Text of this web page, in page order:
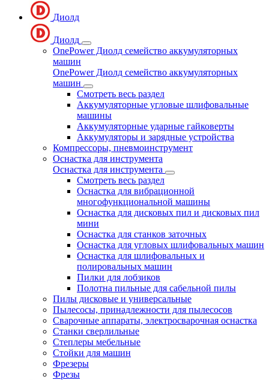
Диолд
Диолд
OnePower Диолд семейство аккумуляторных
машин
OnePower Диолд семейство аккумуляторных
машин
Смотреть весь раздел
Аккумуляторные угловые шлифовальные
машины
Аккумуляторные ударные гайковерты
Аккумуляторы и зарядные устройства
Компрессоры, пневмоинструмент
Оснастка для инструмента
Оснастка для инструмента
Смотреть весь раздел
Оснастка для вибрационной
многофункциональной машины
Оснастка для дисковых пил и дисковых пил
мини
Оснастка для станков заточных
Оснастка для угловых шлифовальных машин
Оснастка для шлифовальных и
полировальных машин
Пилки для лобзиков
Полотна пильные для сабельной пилы
Пилы дисковые и универсальные
Пылесосы, принадлежности для пылесосов
Сварочные аппараты, электросварочная оснастка
Станки сверлильные
Степлеры мебельные
Стойки для машин
Фрезеры
Фрезы